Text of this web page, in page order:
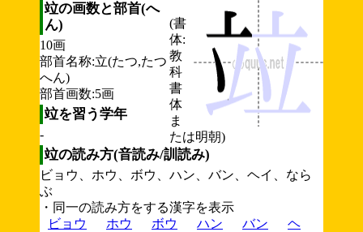
(書
体:
教
科
書
体
ま
たは明朝)
竝の画数と部首(へ
ん)
10画
部首名称:立(たつ,たつ
へん)
部首画数:5画
竝を習う学年
-
竝の読み方(音読み/訓読み)
ビョウ、ホウ、ボウ、ハン、バン、ヘイ、なら
ぶ
・同一の読み方をする漢字を表示
ビョウ
ホウ ボウ ハン バン
ヘ